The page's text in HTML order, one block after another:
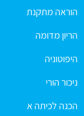
הוראה מתקנת
הריון מדומה
היפוטוניה
ניכור הורי
הכנה לכיתה א